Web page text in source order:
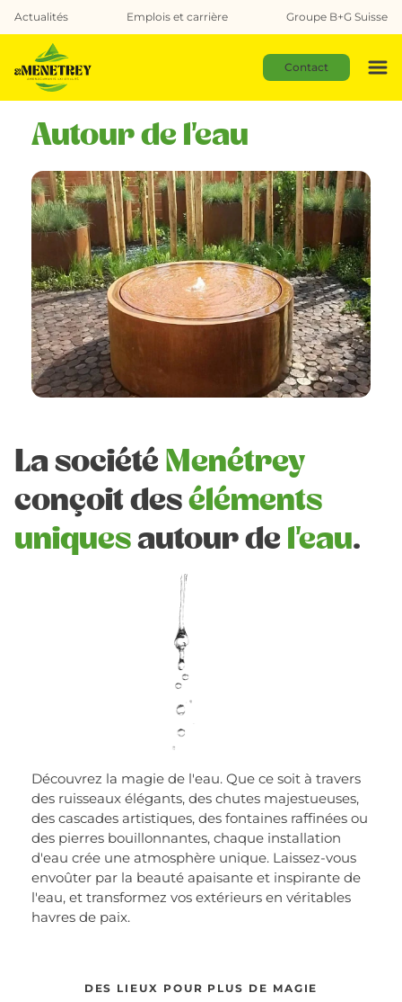
Actualités Emplois et carrière Groupe B+G Suisse
Contact
Autour de l'eau
La société Menétrey
conçoit deséléments
uniquesautour de l'eau.
Découvrez la magie de l'eau. Que ce soit à travers
des ruisseaux élégants, des chutes majestueuses,
des cascades artistiques, des fontaines raffinées ou
des pierres bouillonnantes, chaque installation
d'eau crée une atmosphère unique. Laissez-vous
envoûter par la beauté apaisante et inspirante de
l'eau, et transformez vos extérieurs en véritables
havres de paix.
DES LIEUX POUR PLUS DE MAGIE